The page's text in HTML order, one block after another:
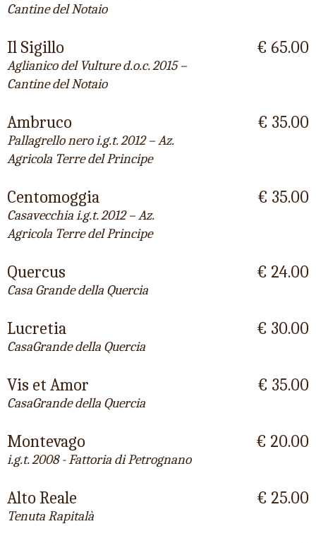
Cantine del Notaio
Il Sigillo
Aglianico del Vulture d.o.c. 2015 –
Cantine del Notaio
€ 65.00
Ambruco
Pallagrello nero i.g.t. 2012 – Az.
Agricola Terre del Principe
€ 35.00
Centomoggia
Casavecchia i.g.t. 2012 – Az.
Agricola Terre del Principe
€ 35.00
Quercus
Casa Grande della Quercia
€ 24.00
Lucretia
CasaGrande della Quercia
€ 30.00
Vis et Amor
CasaGrande della Quercia
€ 35.00
Montevago
i.g.t. 2008 - Fattoria di Petrognano
€ 20.00
Alto Reale
Tenuta Rapitalà
€ 25.00